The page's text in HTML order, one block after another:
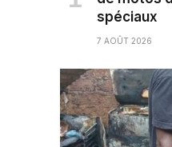
spéciaux
7 AOÛT 2026